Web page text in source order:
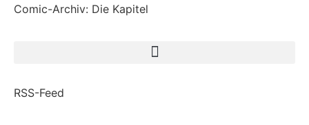
Comic-Archiv: Die Kapitel
RSS-Feed